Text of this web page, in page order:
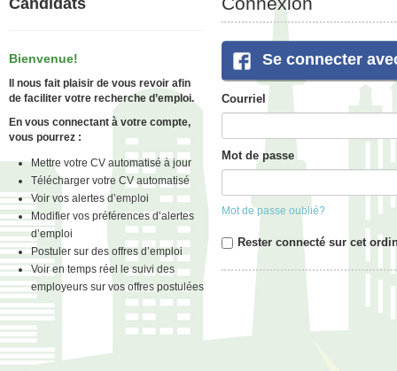
Candidats
Bienvenue!
Il nous fait plaisir de vous revoir afin
de faciliter votre recherche d’emploi.
En vous connectant à votre compte,
vous pourrez :
Mettre votre CV automatisé à jour
Télécharger votre CV automatisé
Voir vos alertes d’emploi
Modifier vos préférences d’alertes
d’emploi
Postuler sur des offres d’emploi
Voir en temps réel le suivi des
employeurs sur vos offres postulées
Se connecter
Courriel
Mot de passe
Mot de passe oublié?
Rester connecté sur cet